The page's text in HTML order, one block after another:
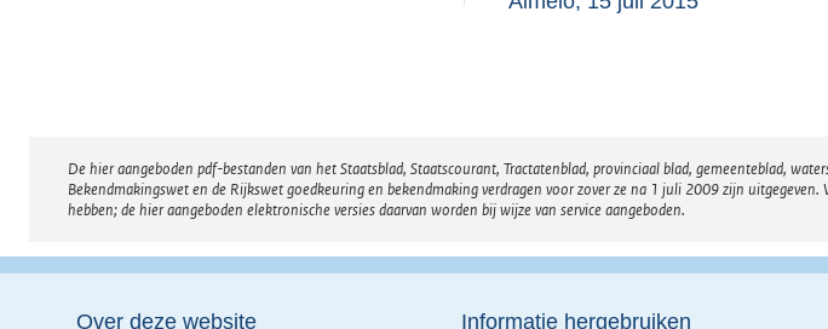
Disclaimer
De hier aangeboden pdf-bestanden van het Staatsblad, Staatscourant, Tractatenblad, provinciaal blad, gemeenteblad,
Bekendmakingswet en de Rijkswet goedkeuring en bekendmaking verdragen voor zover ze na 1 juli 2009 zijn
hebben; de hier aangeboden elektronische versies daarvan worden bij wijze van service aangeboden.
Over deze website Informatie hergebruiken